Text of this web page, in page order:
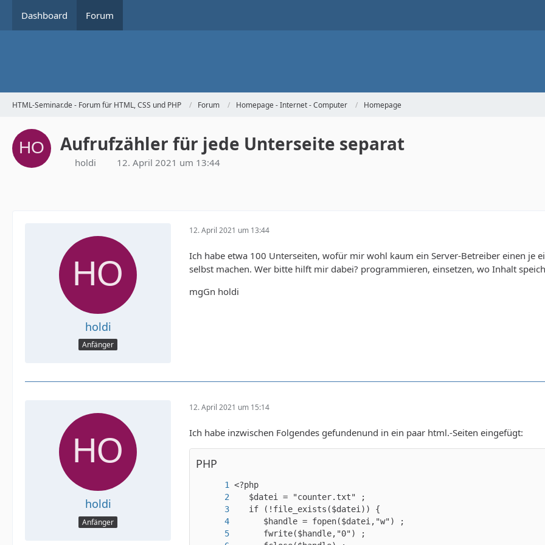
Dashboard Forum
HTML-Seminar.de - Forum für HTML, CSS und PHP Forum Homepage - Internet - Computer Homepage
Aufrufzähler für jede Unterseite separat
holdi 12. April 2021 um 13:44
holdi
Anfänger
12. April 2021 um 13:44
Ich habe etwa 100 Unterseiten, wofür mir wohl kaum ein Server-Betreiber einen je
selbst machen. Wer bitte hilft mir dabei? programmieren, einsetzen, wo Inhalt
mgGn holdi
holdi
Anfänger
12. April 2021 um 15:14
Ich habe inzwischen Folgendes gefundenund in ein paar html.-Seiten eingefügt:
PHP